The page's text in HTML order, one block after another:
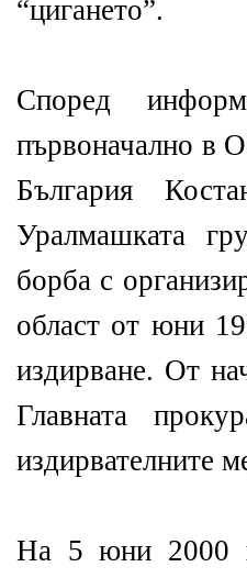
“цигането”.
Според
първоначално в
България
Уралмашката
борба с
област от юни
издирване. От
Главната
издирвателните
На 5 юни 2000